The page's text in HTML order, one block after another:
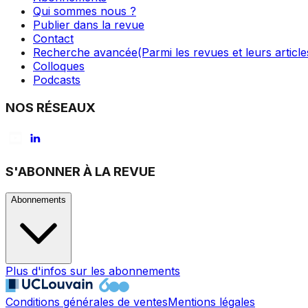
Qui sommes nous ?
Publier dans la revue
Contact
Recherche avancée(Parmi les revues et leurs
Colloques
Podcasts
NOS RÉSEAUX
S'ABONNER À LA REVUE
Abonnements
Plus d'infos sur les abonnements
Conditions générales de ventesMentions légales